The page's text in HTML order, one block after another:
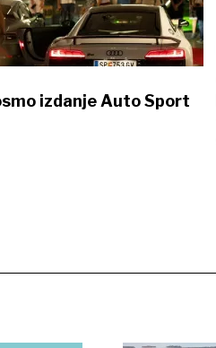
izdanje Auto Sport